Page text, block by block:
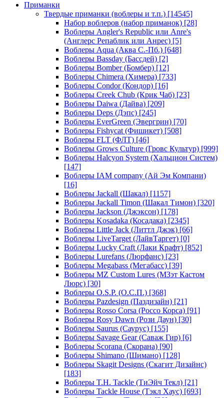
Приманки
Твердые приманки (воблеры и т.п.) [14545]
Набор воблеров (набор приманок) [28]
Воблеры Angler's Republic или Anre's
(Англерс Репаблик или Анрес) [5]
Воблеры Aqua (Аква С.-Пб.) [648]
Воблеры Bassday (Бассдей) [2]
Воблеры Bomber (Бомбер) [12]
Воблеры Chimera (Химера) [733]
Воблеры Condor (Кондор) [16]
Воблеры Creek Chub (Крик Чаб) [23]
Воблеры Daiwa (Дайва) [209]
Воблеры Deps (Дэпс) [245]
Воблеры EverGreen (Эвергрин) [70]
Воблеры Fishycat (Фишикет) [508]
Воблеры FLT (ФЛТ) [46]
Воблеры Grows Culture (Гровс Культур) [999]
Воблеры Halcyon System (Хальцион Систем)
[147]
Воблеры IAM company (Ай Эм Компани)
[16]
Воблеры Jackall (Шакал) [1157]
Воблеры Jackall Timon (Шакал Тимон) [320]
Воблеры Jackson (Джэксон) [178]
Воблеры Kosadaka (Косадака) [2345]
Воблеры Little Jack (Литтл Джэк) [66]
Воблеры LiveTarget (ЛайвТаргет) [0]
Воблеры Lucky Craft (Лаки Крафт) [852]
Воблеры Lurefans (Люрфанс) [23]
Воблеры Megabass (Мегабасс) [39]
Воблеры MZ Custom Lures (МЗэт Кастом
Люрс) [30]
Воблеры O.S.P. (О.С.П.) [368]
Воблеры Pazdesign (Паздизайн) [21]
Воблеры Rosso Corsa (Россо Корса) [91]
Воблеры Rosy Dawn (Рози Даун) [30]
Воблеры Saurus (Саурус) [155]
Воблеры Savage Gear (Саваж Гир) [6]
Воблеры Scorana (Скорана) [90]
Воблеры Shimano (Шимано) [128]
Воблеры Skagit Designs (Скагит Дизайнс)
[183]
Воблеры T.H. Tackle (ТиЭйч Текл) [21]
Воблеры Tackle House (Тэкл Хаус) [693]